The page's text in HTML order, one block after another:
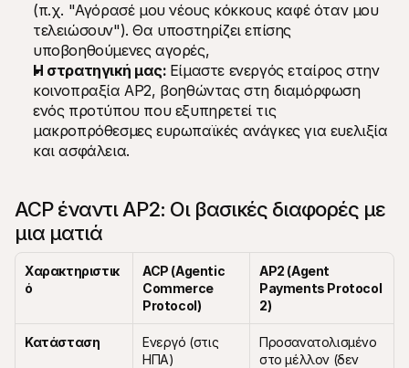
(π.χ. "Αγόρασέ μου νέους κόκκους καφέ όταν μου
τελειώσουν"). Θα υποστηρίζει επίσης
υποβοηθούμενες αγορές,
Η στρατηγική μας: Είμαστε ενεργός εταίρος στην
κοινοπραξία AP2, βοηθώντας στη διαμόρφωση
ενός προτύπου που εξυπηρετεί τις
μακροπρόθεσμες ευρωπαϊκές ανάγκες για ευελιξία
και ασφάλεια.
ACP έναντι AP2: Οι βασικές διαφορές με
μια ματιά
Χαρακτηριστικ
ό
ACP (Agentic
Commerce
Protocol)
AP2 (Agent
Payments Protocol
2)
Κατάσταση
Ενεργό (στις
ΗΠΑ)
Προσανατολισμένο
στο μέλλον (δεν